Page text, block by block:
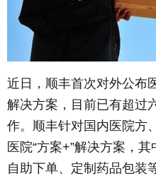
近日，顺丰首次对外公布
解决方案，目前已有超过
作。顺丰针对国内医院方
医院“方案+”解决方案，
自助下单、定制药品包装